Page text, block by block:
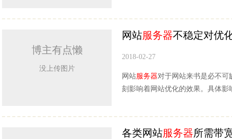
博主有点懒
没上传图片
网站服务器不稳定对优
2018-02-27
网站服务器对于网站来书是必不可
刻影响着网站优化的效果。具体影
各类网站服务器所需带